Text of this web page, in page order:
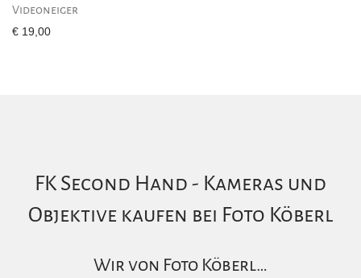
Videoneiger
€ 19,00
FK Second Hand - Kameras und
Objektive kaufen bei Foto Köberl
Wir von Foto Köberl…